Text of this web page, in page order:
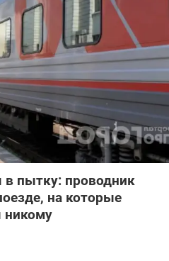
в пытку: проводник
на которые
никому